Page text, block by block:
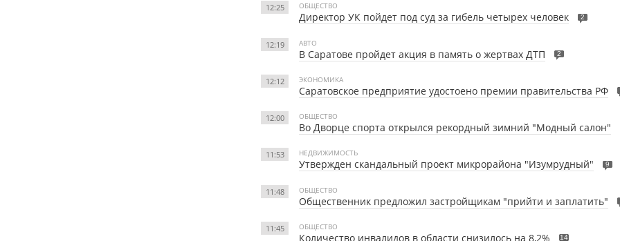
12:25 ОБЩЕСТВО
Директор УК пойдет под суд за гибель четырех человек 2
12:19 АВТО
В Саратове пройдет акция в память о жертвах ДТП 2
12:12 ЭКОНОМИКА
Саратовское предприятие удостоено премии правительства РФ
12:00 ОБЩЕСТВО
Во Дворце спорта открылся рекордный зимний "Модный салон"
11:53 НЕДВИЖИМОСТЬ
Утвержден скандальный проект микрорайона "Изумрудный" 9
11:48 ОБЩЕСТВО
Общественник предложил застройщикам "прийти и заплатить"
11:45 ОБЩЕСТВО
Количество инвалидов в области снизилось на 8,2% 14